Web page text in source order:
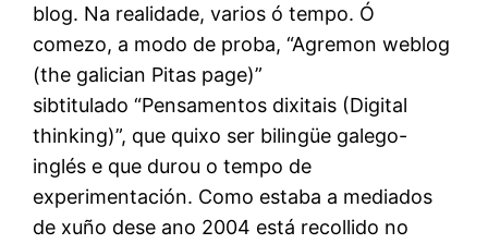
blog. Na realidade, varios ó tempo. Ó
comezo, a modo de proba, “Agremon weblog
(the galician Pitas page)”
sibtitulado “Pensamentos dixitais (Digital
thinking)”, que quixo ser bilingüe galego-
inglés e que durou o tempo de
experimentación. Como estaba a mediados
de xuño dese ano 2004 está recollido no